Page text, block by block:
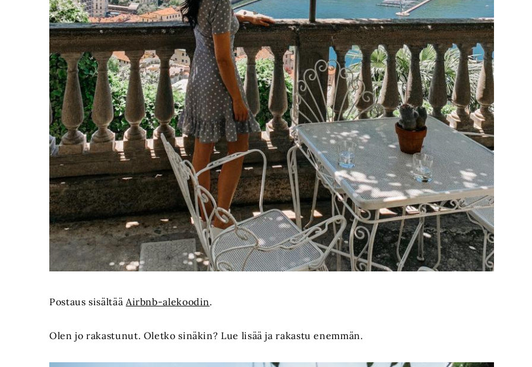
Postaus sisältää Airbnb-alekoodin.
Olen jo rakastunut. Oletko sinäkin? Lue lisää ja rakastu enemmän.